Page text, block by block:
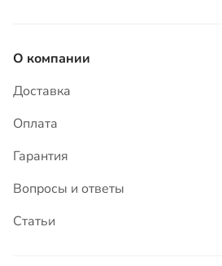
Вопросы и ответы
Статьи
Контакты
8-902-618-63-93
8 (3513) 59-06-40